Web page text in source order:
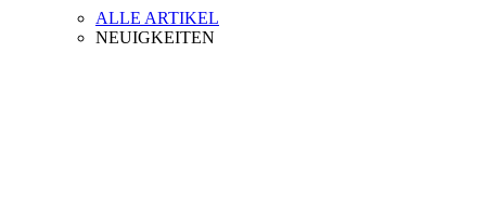
ALLE ARTIKEL
NEUIGKEITEN